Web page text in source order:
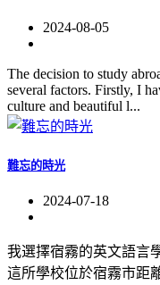
2024-08-05
The decision to study
several factors. Firstly, I
culture and beautiful l...
難忘的時光
2024-07-18
我選擇宿霧的英文語言
這所學校位於宿霧市距